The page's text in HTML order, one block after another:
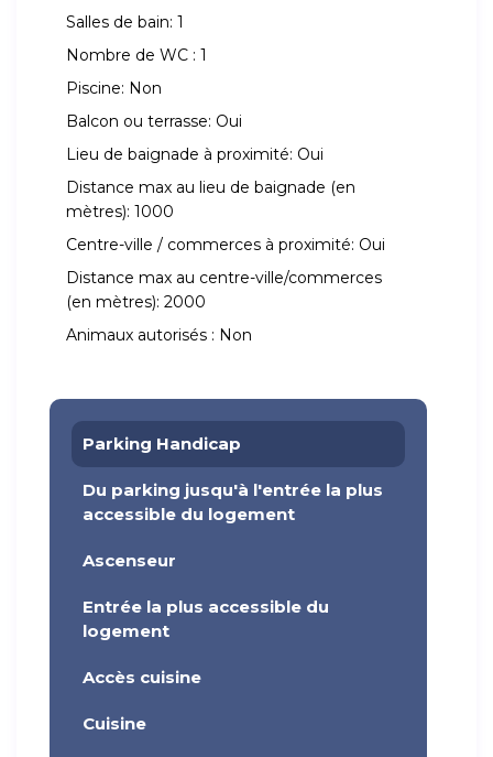
Salles de bain: 1
Nombre de WC : 1
Piscine: Non
Balcon ou terrasse: Oui
Lieu de baignade à proximité: Oui
Distance max au lieu de baignade (en
mètres): 1000
Centre-ville / commerces à proximité: Oui
Distance max au centre-ville/commerces
(en mètres): 2000
Animaux autorisés : Non
Parking Handicap
Du parking jusqu'à l'entrée la plus
accessible du logement
Ascenseur
Entrée la plus accessible du
logement
Accès cuisine
Cuisine